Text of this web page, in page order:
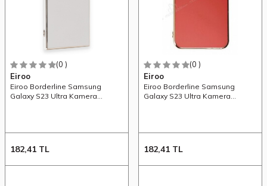
(0 )
Eiroo
Eiroo Borderline Samsung
Galaxy S23 Ultra Kamera
182,41 TL
(0 )
Eiroo
Eiroo Borderline Samsung
Galaxy S23 Ultra Kamera
182,41 TL